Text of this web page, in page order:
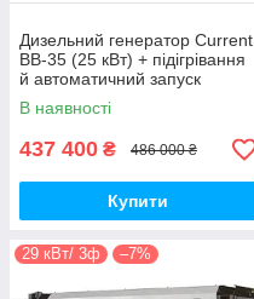
Дизельний генератор Current
BB-35 (25 кВт) + підігрівання
й автоматичний запуск
В наявності
437 400 ₴ 486 000 ₴
Купити
29 кВт/ 3ф –7%